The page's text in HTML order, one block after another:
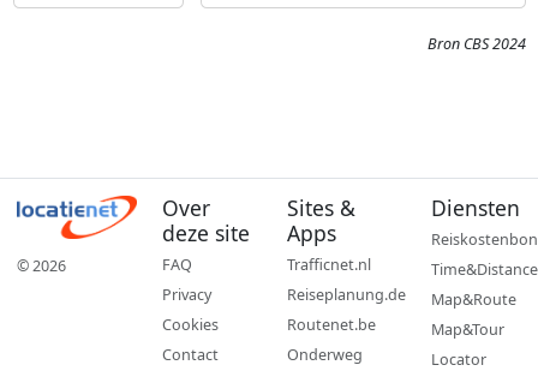
Bron CBS 2024
© 2026
Over
deze site
FAQ
Privacy
Cookies
Contact
Sites &
Apps
Trafficnet.nl
Reiseplanung.de
Routenet.be
Onderweg
Diensten
Reiskostenbon
Time&Distance
Map&Route
Map&Tour
Locator